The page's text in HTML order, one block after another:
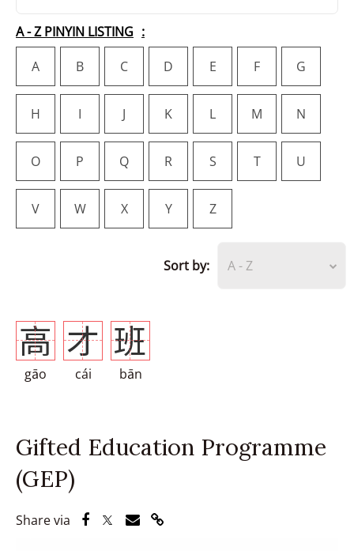
A - Z PINYIN LISTING
A
B C D E F G
H I J K L M N
O P Q R S T U
V W X Y Z
Sort by: A - Z
高
gāo
才
cái
班
bān
Gifted Education Programme
(GEP)
Share via Share via Facebook
Share via Twitter
Share via Email
Share via Link